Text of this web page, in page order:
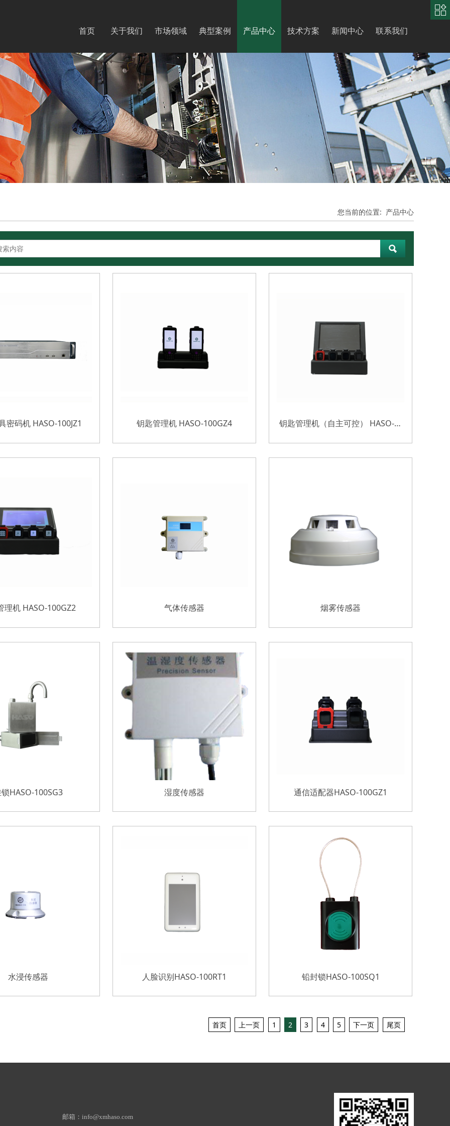
首页 关于我们 市场领域 典型案例 产品中心 技术方案 新闻中心 联系我们
您当前的位置: 产品中心
密码机 HASO-100JZ1 钥匙管理机 HASO-100GZ4 钥匙管理机（自主可控） HASO-100GZ3
理机 HASO-100GZ2 气体传感器 烟雾传感器
HASO-100SG3 湿度传感器 通信适配器HASO-100GZ1
水浸传感器 人脸识别HASO-100RT1 铅封锁HASO-100SQ1
首页 上一页 1 2 3 4 5 下一页 尾页
邮箱：info@xmhaso.com